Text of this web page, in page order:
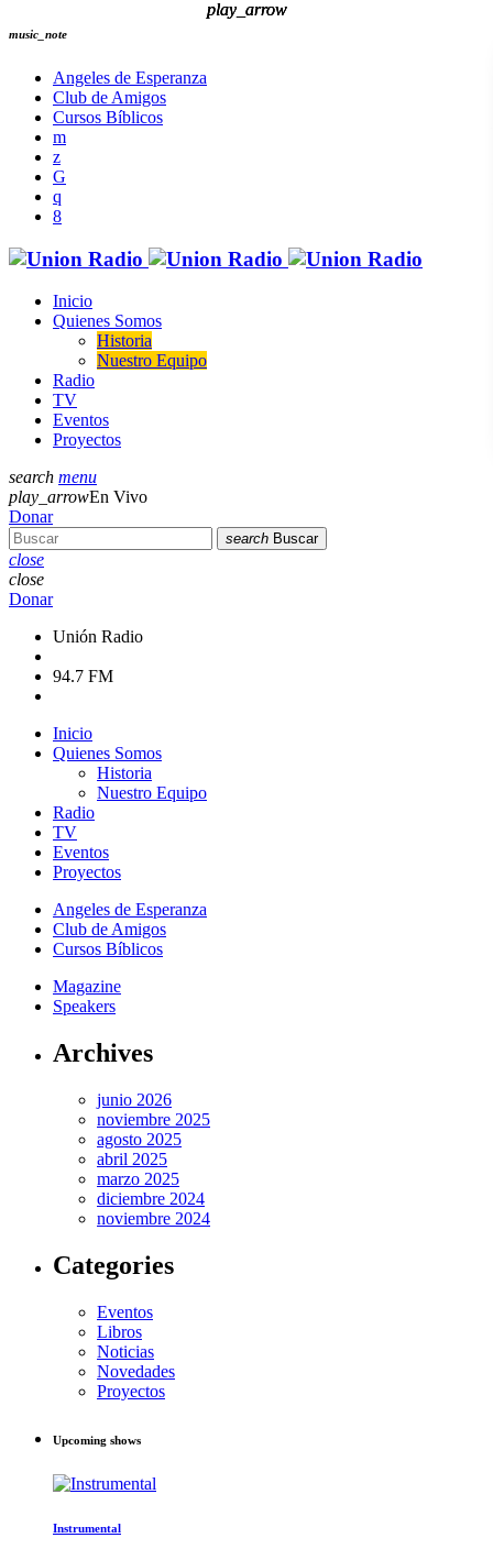
music_note
Angeles de Esperanza
Club de Amigos
Cursos Bíblicos
Inicio
Quienes Somos
Historia
Nuestro Equipo
Radio
TV
Eventos
Proyectos
search menu
play_arrowEn Vivo
Donar
search Buscar
close
close
Donar
play_arrow
Unión Radio
play_arrow
94.7 FM
Inicio
Quienes Somos
Historia
Nuestro Equipo
Radio
TV
Eventos
Proyectos
Angeles de Esperanza
Club de Amigos
Cursos Bíblicos
Magazine
Speakers
Archives
junio 2026
noviembre 2025
agosto 2025
abril 2025
marzo 2025
diciembre 2024
noviembre 2024
Categories
Eventos
Libros
Noticias
Novedades
Proyectos
Upcoming shows
Instrumental
play_arrow